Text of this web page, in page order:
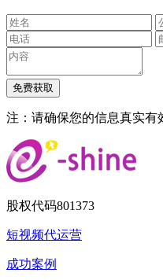
注：请确保您的信息真实有
股权代码801373
短视频代运营
成功案例